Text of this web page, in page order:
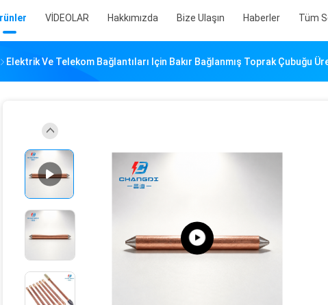
VİDEOLAR Hakkımızda Bize Ulaşın Haberler Tüm
Elektrik Ve Telekom Bağlantıları Için Bakır Bağlanmış Toprak Çubuğu